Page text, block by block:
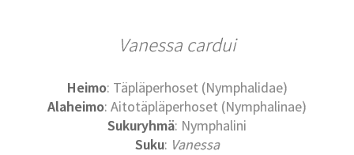
Vanessa cardui
Heimo: Täpläperhoset (Nymphalidae)
Alaheimo: Aitotäpläperhoset (Nymphalinae)
Sukuryhmä: Nymphalini
Suku: Vanessa